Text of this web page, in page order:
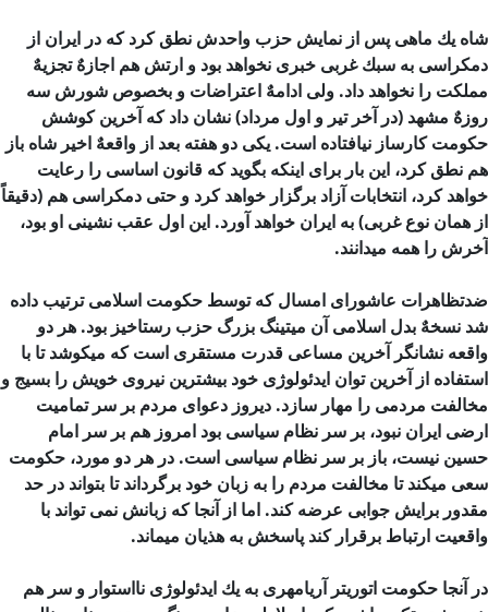
شاه یك ماهی پس از نمایش حزب واحدش نطق كرد كه در ایران از
دمكراسی به سبك غربی خبری نخواهد بود و ارتش هم اجازهٌ تجزیهٌ
مملكت را نخواهد داد. ولی ادامهٌ اعتراضات و بخصوص شورش سه
روزهٌ مشهد (در آخر تیر و اول مرداد) نشان داد كه آخرین كوشش
حكومت كارساز نیافتاده است. یكی دو هفته بعد از واقعهٌ اخیر شاه باز
هم نطق كرد، این بار برای اینكه بگوید كه قانون اساسی را رعایت
خواهد كرد، انتخابات آزاد برگزار خواهد كرد و حتی دمكراسی هم (دقیقاً
از همان نوع غربی) به ایران خواهد آورد. این اول عقب نشینی او بود،
آخرش را همه میدانند.
ضدتظاهرات عاشورای امسال كه توسط حكومت اسلامی ترتیب داده
شد نسخهٌ بدل اسلامی آن میتینگ بزرگ حزب رستاخیز بود. هر دو
واقعه نشانگر آخرین مساعی قدرت مستقری است كه میكوشد تا با
استفاده از آخرین توان ایدئولوژی خود بیشترین نیروی خویش را بسیج و
مخالفت مردمی را مهار سازد. دیروز دعوای مردم بر سر تمامیت
ارضی ایران نبود، بر سر نظام سیاسی بود امروز هم بر سر امام
حسین نیست، باز بر سر نظام سیاسی است. در هر دو مورد، حكومت
سعی میکند تا مخالفت مردم را به زبان خود برگرداند تا بتواند در حد
مقدور برایش جوابی عرضه كند. اما از آنجا كه زبانش نمی تواند با
واقعیت ارتباط برقرار كند پاسخش به هذیان میماند.
در آنجا حكومت اتوریتر آریامهری به یك ایدئولوژی نااستوار و سر هم